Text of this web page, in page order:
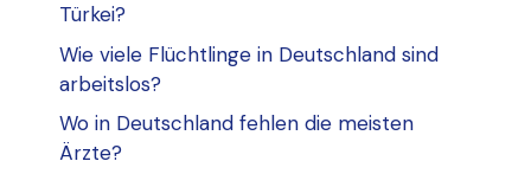
Türkei?
Wie viele Flüchtlinge in Deutschland sind
arbeitslos?
Wo in Deutschland fehlen die meisten
Ärzte?